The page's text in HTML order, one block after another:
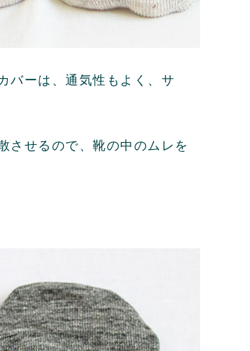
バーは、通気性もよく、サ
させるので、靴の中のムレを